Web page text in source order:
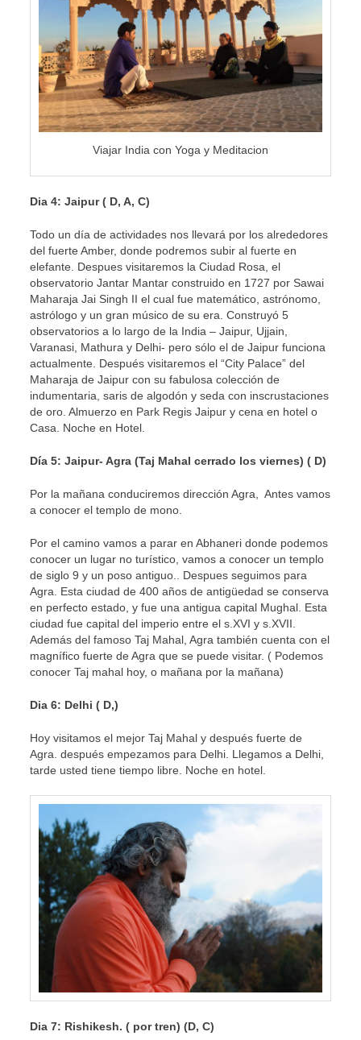
Viajar India con Yoga y Meditacion
Dia 4: Jaipur ( D, A, C)
Todo un día de actividades nos llevará por los alrededores
del fuerte Amber, donde podremos subir al fuerte en
elefante. Despues visitaremos la Ciudad Rosa, el
observatorio Jantar Mantar construido en 1727 por Sawai
Maharaja Jai Singh II el cual fue matemático, astrónomo,
astrólogo y un gran músico de su era. Construyó 5
observatorios a lo largo de la India – Jaipur, Ujjain,
Varanasi, Mathura y Delhi- pero sólo el de Jaipur funciona
actualmente. Después visitaremos el “City Palace” del
Maharaja de Jaipur con su fabulosa colección de
indumentaria, saris de algodón y seda con inscrustaciones
de oro. Almuerzo en Park Regis Jaipur y cena en hotel o
Casa. Noche en Hotel.
Día 5: Jaipur- Agra (Taj Mahal cerrado los viernes) ( D)
Por la mañana conduciremos dirección Agra, Antes vamos
a conocer el templo de mono.
Por el camino vamos a parar en Abhaneri donde podemos
conocer un lugar no turístico, vamos a conocer un templo
de siglo 9 y un poso antiguo.. Despues seguimos para
Agra. Esta ciudad de 400 años de antigüedad se conserva
en perfecto estado, y fue una antigua capital Mughal. Esta
ciudad fue capital del imperio entre el s.XVI y s.XVII.
Además del famoso Taj Mahal, Agra también cuenta con el
magnífico fuerte de Agra que se puede visitar. ( Podemos
conocer Taj mahal hoy, o mañana por la mañana)
Dia 6: Delhi ( D,)
Hoy visitamos el mejor Taj Mahal y después fuerte de
Agra. después empezamos para Delhi. Llegamos a Delhi,
tarde usted tiene tiempo libre. Noche en hotel.
Dia 7: Rishikesh. ( por tren) (D, C)